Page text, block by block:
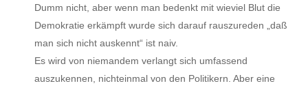
Dumm nicht, aber wenn man bedenkt mit wieviel Blut die
Demokratie erkämpft wurde sich darauf rauszureden „daß
man sich nicht auskennt“ ist naiv.
Es wird von niemandem verlangt sich umfassend
auszukennen, nichteinmal von den Politikern. Aber eine